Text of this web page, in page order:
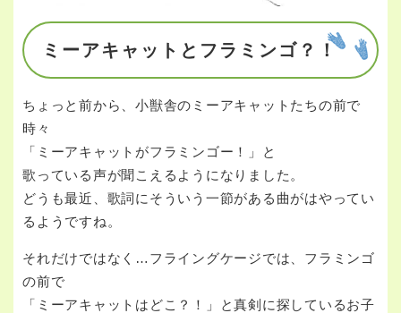
ミーアキャットとフラミンゴ？！
ちょっと前から、小獣舎のミーアキャットたちの前で
時々
「ミーアキャットがフラミンゴー！」と
歌っている声が聞こえるようになりました。
どうも最近、歌詞にそういう一節がある曲がはやってい
るようですね。
それだけではなく…フライングケージでは、フラミンゴ
の前で
「ミーアキャットはどこ？！」と真剣に探しているお子